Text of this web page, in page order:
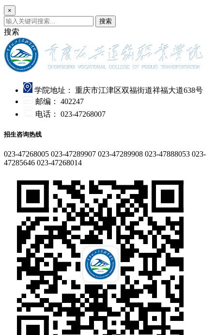
×
搜索
搜索
学院地址：
重庆市江津区双福街道祥福大道638号
邮编：
402247
电话：
023-47268007
招生咨询热线
023-47268005 023-47289907 023-47289908 023-47888053 023-
47285646 023-47268014